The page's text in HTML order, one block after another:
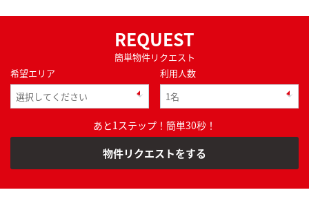
REQUEST
簡単物件リクエスト
希望エリア
利用人数
あと1ステップ！簡単30秒！
物件リクエストをする